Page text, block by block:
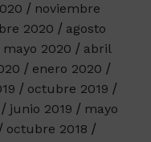
noviembre
2020
agosto
mayo 2020
abril
enero 2020
octubre 2019
junio 2019
mayo
octubre 2018